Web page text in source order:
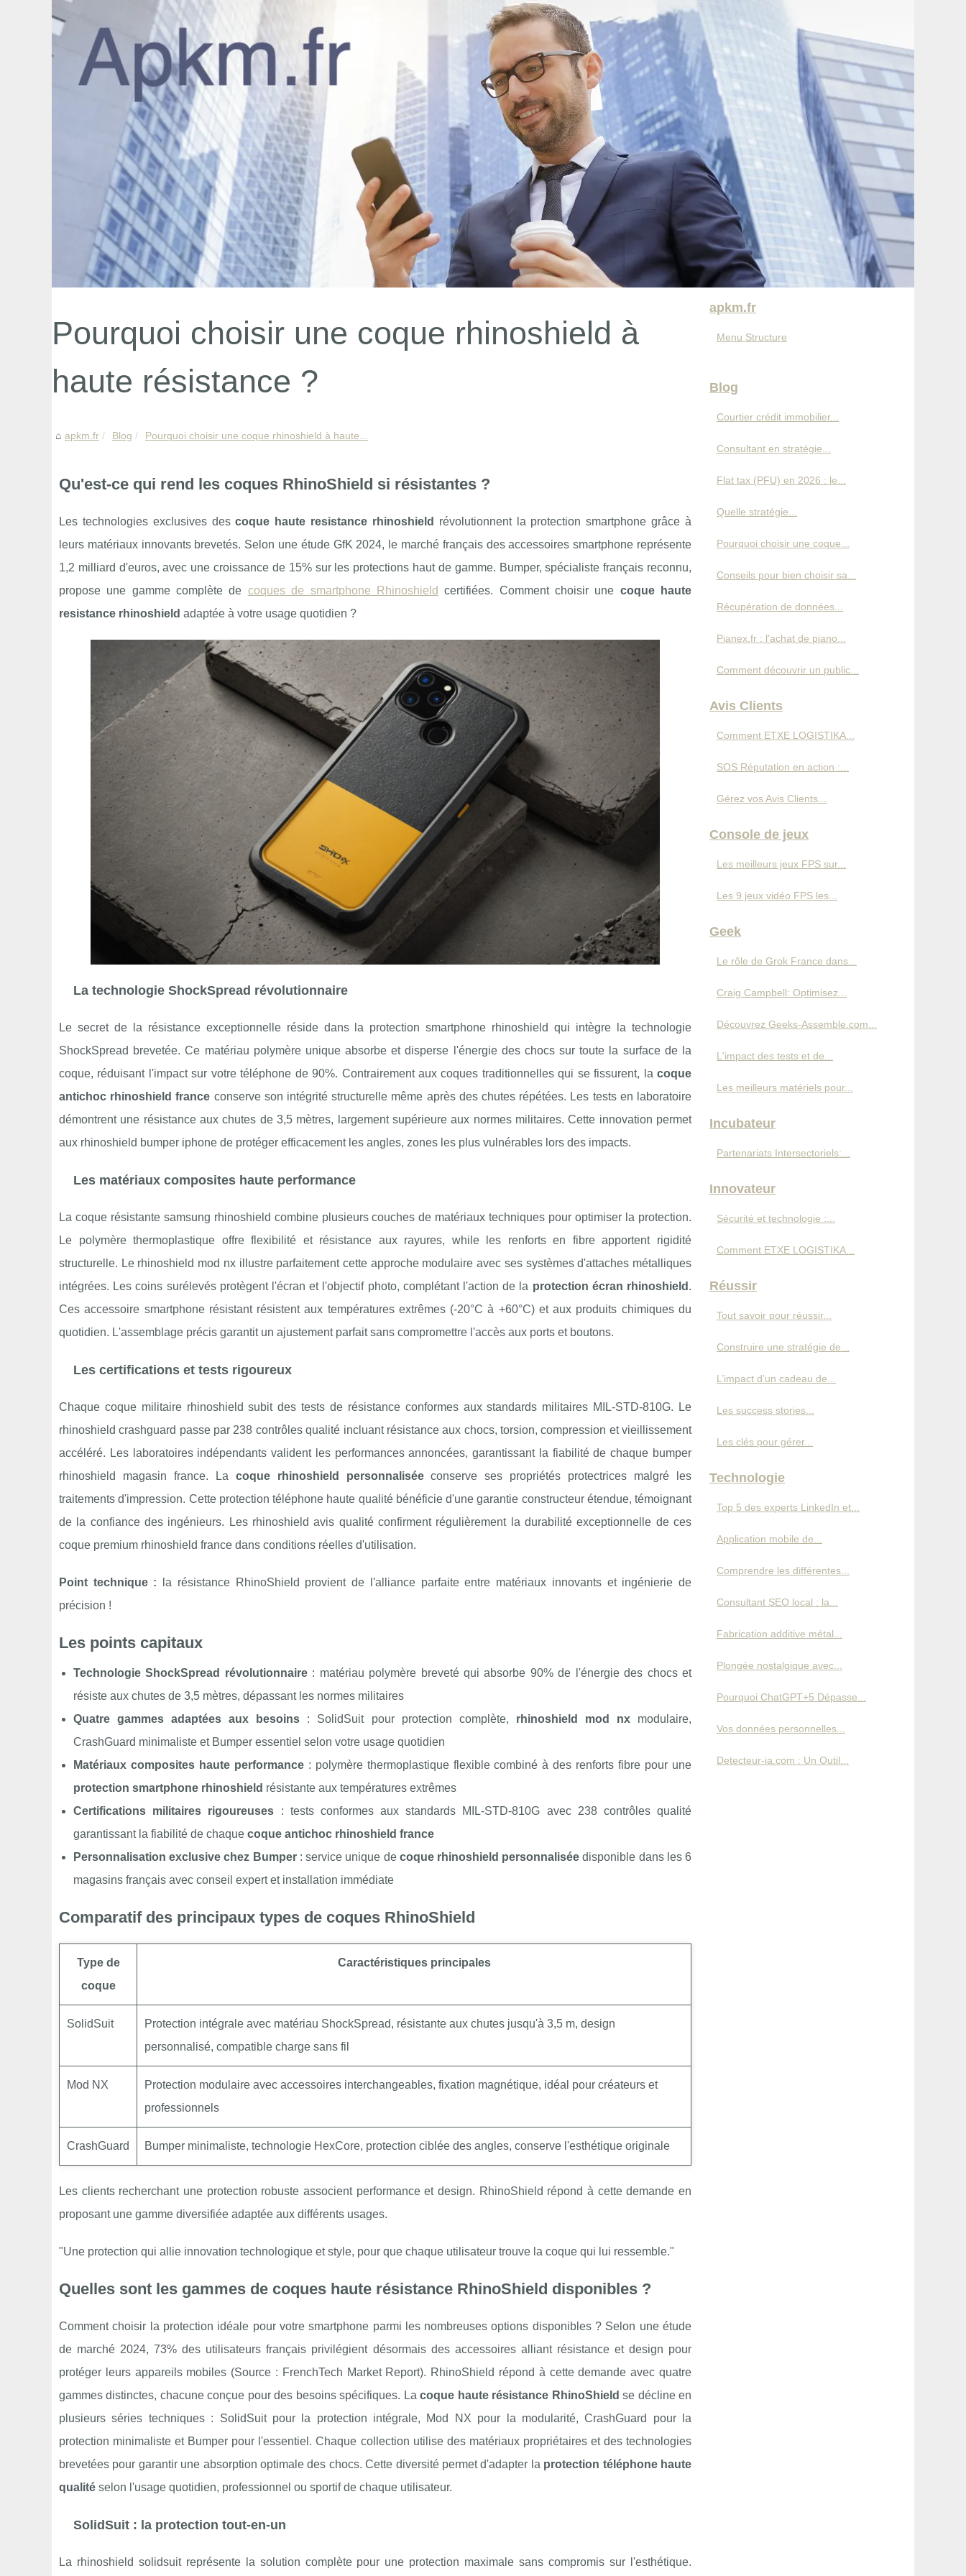
Pourquoi choisir une coque rhinoshield à
haute résistance ?
apkm.fr Blog Pourquoi choisir une coque rhinoshield à haute...
Qu'est-ce qui rend les coques RhinoShield si résistantes ?
Les technologies exclusives descoque haute resistance rhinoshield
révolutionnent la protection smartphone grâce à
leurs matériaux innovants brevetés. Selon une étude GfK 2024, le marché français des accessoires smartphone représente
1,2 milliard d'euros, avec une croissance de 15% sur les protections haut de gamme. Bumper, spécialiste français reconnu,
propose une gamme complète de coques de smartphone Rhinoshield certifiées. Comment choisir une coque haute
resistance rhinoshield adaptée à votre usage quotidien ?
La technologie ShockSpread révolutionnaire
Le secret de la résistance exceptionnelle réside dans la protection smartphone rhinoshield qui intègre la technologie
ShockSpread brevetée. Ce matériau polymère unique absorbe et disperse l'énergie des chocs sur toute la surface de la
coque, réduisant l'impact sur votre téléphone de 90%. Contrairement aux coques traditionnelles qui se fissurent, la coque
antichoc rhinoshield france conserve son intégrité structurelle même après des chutes répétées. Les tests en laboratoire
démontrent une résistance aux chutes de 3,5 mètres, largement supérieure aux normes militaires. Cette innovation permet
aux rhinoshield bumper iphone de protéger efficacement les angles, zones les plus vulnérables lors des impacts.
Les matériaux composites haute performance
La coque résistante samsung rhinoshield combine plusieurs couches de matériaux techniques pour optimiser la protection.
Le polymère thermoplastique offre flexibilité et résistance aux rayures, while les renforts en fibre apportent rigidité
structurelle. Le rhinoshield mod nx illustre parfaitement cette approche modulaire avec ses systèmes d'attaches métalliques
intégrées. Les coins surélevés protègent l'écran et l'objectif photo, complétant l'action de la protection écran rhinoshield .
Ces accessoire smartphone résistant résistent aux températures extrêmes (-20°C à +60°C) et aux produits chimiques du
quotidien. L'assemblage précis garantit un ajustement parfait sans compromettre l'accès aux ports et boutons.
Les certifications et tests rigoureux
Chaque coque militaire rhinoshield subit des tests de résistance conformes aux standards militaires MIL-STD-810G. Le
rhinoshield crashguard passe par 238 contrôles qualité incluant résistance aux chocs, torsion, compression et vieillissement
accéléré. Les laboratoires indépendants valident les performances annoncées, garantissant la fiabilité de chaque bumper
rhinoshield magasin france. La coque rhinoshield personnaliséeconserve ses propriétés protectrices malgré les
traitements d'impression. Cette protection téléphone haute qualité bénéficie d'une garantie constructeur étendue, témoignant
de la confiance des ingénieurs. Les rhinoshield avis qualité confirment régulièrement la durabilité exceptionnelle de ces
coque premium rhinoshield france dans conditions réelles d'utilisation.
Point technique : la résistance RhinoShield provient de l'alliance parfaite entre matériaux innovants et ingénierie de
précision !
Les points capitaux
Technologie ShockSpread révolutionnaire: matériau polymère breveté qui absorbe 90% de l'énergie des chocs et
résiste aux chutes de 3,5 mètres, dépassant les normes militaires
Quatre gammes adaptées aux besoins : SolidSuit pour protection complète, rhinoshield mod nxmodulaire,
CrashGuard minimaliste et Bumper essentiel selon votre usage quotidien
Matériaux composites haute performance: polymère thermoplastique flexible combiné à des renforts fibre pour une
protection smartphone rhinoshield résistante aux températures extrêmes
Certifications militaires rigoureuses : tests conformes aux standards MIL-STD-810G avec 238 contrôles qualité
garantissant la fiabilité de chaque coque antichoc rhinoshield france
Personnalisation exclusive chez Bumper: service unique de coque rhinoshield personnalisée disponible dans les 6
magasins français avec conseil expert et installation immédiate
Comparatif des principaux types de coques RhinoShield
Type de
coque
Caractéristiques principales
SolidSuit
Protection intégrale avec matériau ShockSpread, résistante aux chutes jusqu'à 3,5 m, design
personnalisé, compatible charge sans fil
Mod NX
Protection modulaire avec accessoires interchangeables, fixation magnétique, idéal pour créateurs et
professionnels
CrashGuard Bumper minimaliste, technologie HexCore, protection ciblée des angles, conserve l'esthétique originale
Les clients recherchant une protection robuste associent performance et design. RhinoShield répond à cette demande en
proposant une gamme diversifiée adaptée aux différents usages.
"Une protection qui allie innovation technologique et style, pour que chaque utilisateur trouve la coque qui lui ressemble."
Quelles sont les gammes de coques haute résistance RhinoShield disponibles ?
Comment choisir la protection idéale pour votre smartphone parmi les nombreuses options disponibles ? Selon une étude
de marché 2024, 73% des utilisateurs français privilégient désormais des accessoires alliant résistance et design pour
protéger leurs appareils mobiles (Source : FrenchTech Market Report). RhinoShield répond à cette demande avec quatre
gammes distinctes, chacune conçue pour des besoins spécifiques. Lacoque haute résistance RhinoShield se décline en
plusieurs séries techniques : SolidSuit pour la protection intégrale, Mod NX pour la modularité, CrashGuard pour la
protection minimaliste et Bumper pour l'essentiel. Chaque collection utilise des matériaux propriétaires et des technologies
brevetées pour garantir une absorption optimale des chocs. Cette diversité permet d'adapter la protection téléphone haute
qualité selon l'usage quotidien, professionnel ou sportif de chaque utilisateur.
SolidSuit : la protection tout-en-un
La rhinoshield solidsuit représente la solution complète pour une protection maximale sans compromis sur l'esthétique.
apkm.fr
Menu Structure
Blog
Courtier crédit immobilier...
Consultant en stratégie...
Flat tax (PFU) en 2026 : le...
Quelle stratégie...
Pourquoi choisir une coque...
Conseils pour bien choisir sa...
Récupération de données...
Pianex.fr : l'achat de piano...
Comment découvrir un public...
Avis Clients
Comment ETXE LOGISTIKA...
SOS Réputation en action :...
Gérez vos Avis Clients...
Console de jeux
Les meilleurs jeux FPS sur...
Les 9 jeux vidéo FPS les...
Geek
Le rôle de Grok France dans...
Craig Campbell: Optimisez...
Découvrez Geeks-Assemble.com...
L'impact des tests et de...
Les meilleurs matériels pour...
Incubateur
Partenariats Intersectoriels:...
Innovateur
Sécurité et technologie :...
Comment ETXE LOGISTIKA...
Réussir
Tout savoir pour réussir...
Construire une stratégie de...
L’impact d’un cadeau de...
Les success stories...
Les clés pour gérer...
Technologie
Top 5 des experts LinkedIn et...
Application mobile de...
Comprendre les différentes...
Consultant SEO local : la...
Fabrication additive métal...
Plongée nostalgique avec...
Pourquoi ChatGPT+5 Dépasse...
Vos données personnelles...
Detecteur-ia.com : Un Outil...